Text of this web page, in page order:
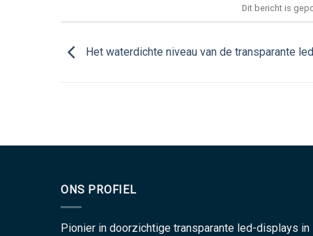
Dit bericht is
Het waterdichte niveau van de transparante
ONS PROFIEL
Pionier in doorzichtige transparante led-displays in